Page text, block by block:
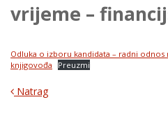
vrijeme –
Odluka o izboru kandidata – radni
knjigovođa
Preuzmi
Natrag